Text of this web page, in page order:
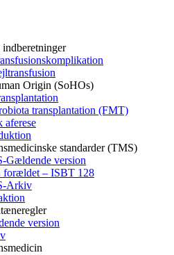
Origin (SoHOs)
transplantation (FMT)
aferese
standarder (TMS)
Gældende version
forældet – ISBT 128
Arkiv
version